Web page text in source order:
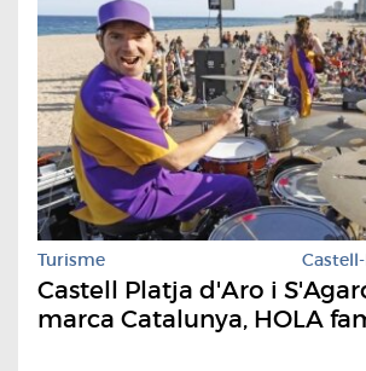
Turisme
Castell Platja d'Aro i
marca Catalunya, HOLA